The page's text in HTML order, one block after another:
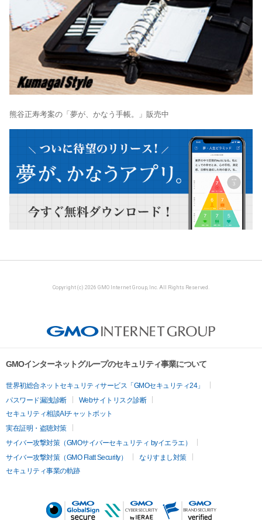
熊谷正寿考案の「夢が、かなう手帳。」販売中
Copyright (c) 2026 GMO Internet Group, Inc. All Rights Reserved.
GMOインターネットグループのセキュリティ事業について
世界初総合ネットセキュリティサービス「GMOセキュリティ24」
パスワード漏洩診断
Webサイトリスク診断
セキュリティ相談AIチャットボット
実在証明・盗聴対策
サイバー攻撃対策（GMOサイバーセキュリティ byイエラエ）
サイバー攻撃対策（GMO Flatt Security）
なりすまし対策
セキュリティ事業の軌跡